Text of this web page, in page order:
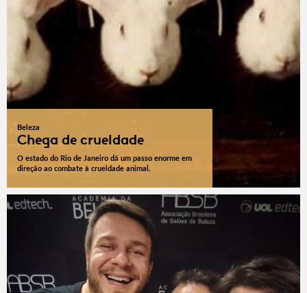
Beleza
Chega de crueldade
O estado do Rio de Janeiro dá um passo enorme em
direção ao combate à crueldade animal.